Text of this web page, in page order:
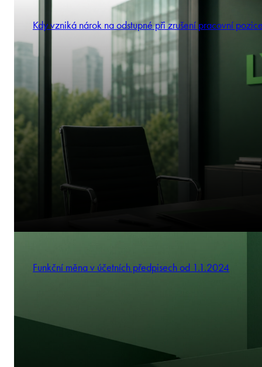
Kdy vzniká nárok na odstupné při zrušení pracovní
Funkční měna v účetních předpisech od 1.1.2024